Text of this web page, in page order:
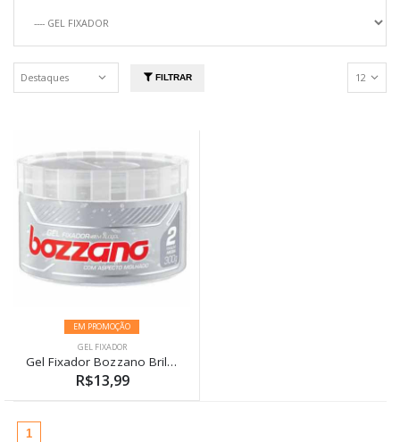
FILTRAR
EM PROMOÇÃO
GEL FIXADOR
Gel Fixador Bozzano Brilho Molhado 300g Fixação Média
R$13,99
1(atual)